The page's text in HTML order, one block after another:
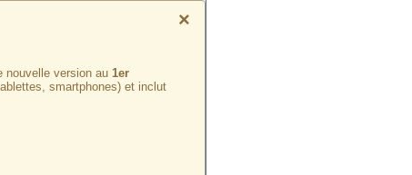
×
nouvelle version au 1er
smartphones) et inclut